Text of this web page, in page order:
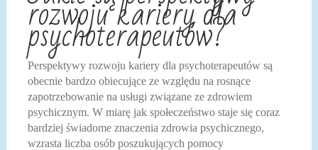
rozwoju kariery dla
psychoterapeutów?
Perspektywy rozwoju kariery dla psychoterapeutów są
obecnie bardzo obiecujące ze względu na rosnące
zapotrzebowanie na usługi związane ze zdrowiem
psychicznym. W miarę jak społeczeństwo staje się coraz
bardziej świadome znaczenia zdrowia psychicznego,
wzrasta liczba osób poszukujących pomocy